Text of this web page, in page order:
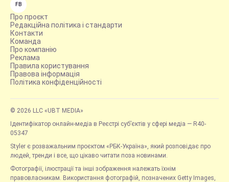
FB
Про проєкт
Редакційна політика і стандарти
Контакти
Команда
Про компанію
Реклама
Правила користування
Правова інформація
Політика конфіденційності
© 2026 LLC «UBT MEDIA»
Ідентифікатор онлайн-медіа в Реєстрі суб’єктів у сфері медіа — R40-
05347
Styler є розважальним проєктом «РБК-Україна», який розповідає про
людей, тренди і все, що цікаво читати поза новинами.
Фотографії, ілюстрації та інші зображення належать їхнім
правовласникам. Використання фотографій, позначених Getty Images,